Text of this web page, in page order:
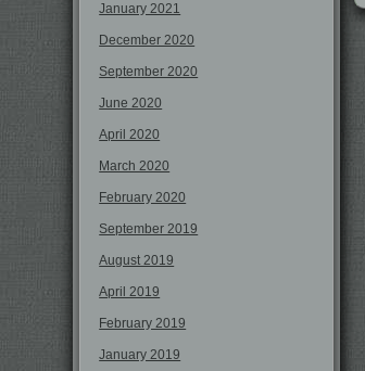
January 2021
December 2020
September 2020
June 2020
April 2020
March 2020
February 2020
September 2019
August 2019
April 2019
February 2019
January 2019